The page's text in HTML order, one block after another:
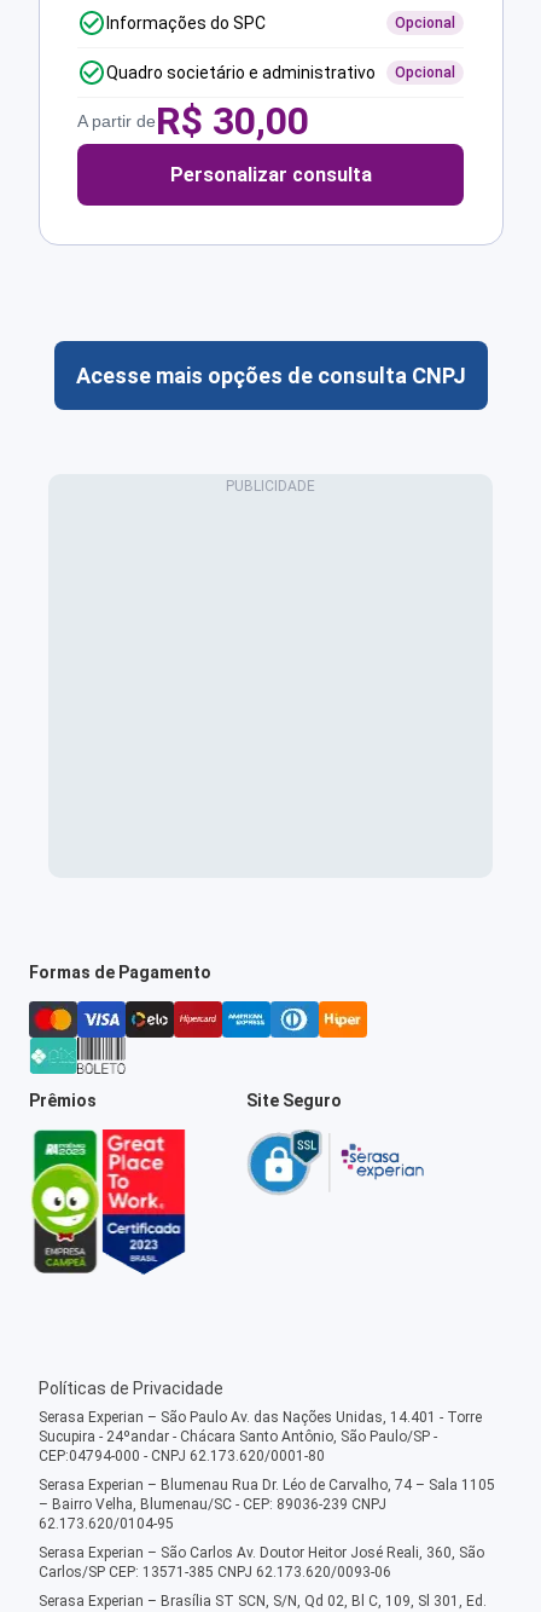
Informações do SPC Opcional
Quadro societário e administrativo Opcional
A partir deR$ 30,00
Personalizar consulta
Acesse mais opções de consulta CNPJ
Formas de Pagamento
Prêmios Site Seguro
Políticas de Privacidade
Serasa Experian – São Paulo Av. das Nações Unidas, 14.401 - Torre
Sucupira - 24ºandar - Chácara Santo Antônio, São Paulo/SP -
CEP:04794-000 - CNPJ 62.173.620/0001-80
Serasa Experian – Blumenau Rua Dr. Léo de Carvalho, 74 – Sala 1105
– Bairro Velha, Blumenau/SC - CEP: 89036-239 CNPJ
62.173.620/0104-95
Serasa Experian – São Carlos Av. Doutor Heitor José Reali, 360, São
Carlos/SP CEP: 13571-385 CNPJ 62.173.620/0093-06
Serasa Experian – Brasília ST SCN, S/N, Qd 02, Bl C, 109, Sl 301, Ed.